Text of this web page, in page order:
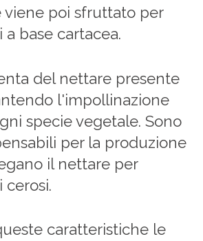
viene poi sfruttato per
base cartacea.
del nettare presente
l'impollinazione
specie vegetale. Sono
per la produzione
il nettare per
cerosi.
caratteristiche le